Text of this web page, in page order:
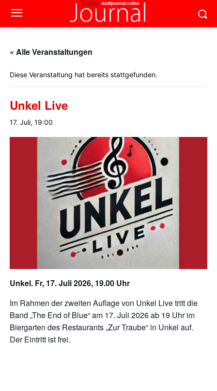
« Alle Veranstaltungen
Diese Veranstaltung hat bereits stattgefunden.
Unkel Live
17. Juli, 19:00
Unkel. Fr, 17. Juli 2026, 19.00 Uhr
Im Rahmen der zweiten Auflage von Unkel Live tritt die
Band „The End of Blue“ am 17. Juli 2026 ab 19 Uhr im
Biergarten des Restaurants „Zur Traube“ in Unkel auf.
Der Eintritt ist frei.